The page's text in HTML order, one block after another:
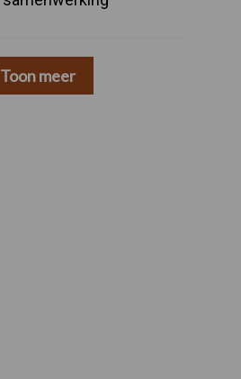
Toon meer